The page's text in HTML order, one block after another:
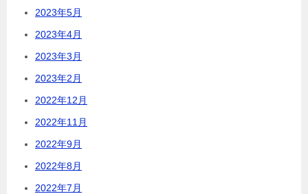
2023年5月
2023年4月
2023年3月
2023年2月
2022年12月
2022年11月
2022年9月
2022年8月
2022年7月